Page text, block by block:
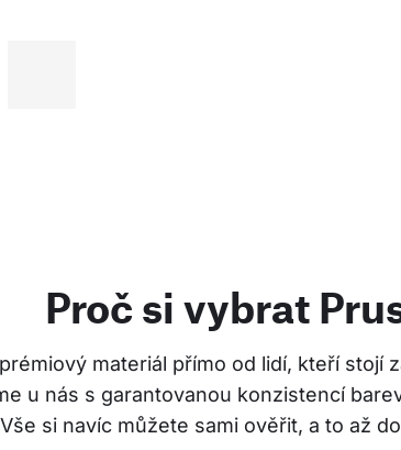
Proč si vybrat
materiál přímo od lidí, kteří stojí
u nás s garantovanou konzistencí
Vše si navíc můžete sami ověřit, a to až